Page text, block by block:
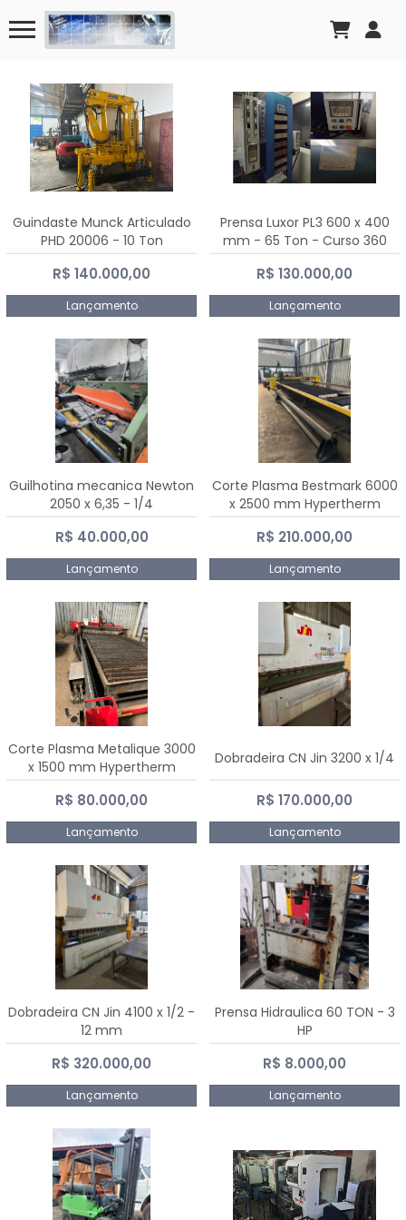
Guindaste Munck Articulado
PHD 20006 - 10 Ton
R$ 140.000,00
Lançamento
Prensa Luxor PL3 600 x 400
mm - 65 Ton - Curso 360
mm
R$ 130.000,00
Lançamento
Guilhotina mecanica Newton
2050 x 6,35 - 1/4
R$ 40.000,00
Lançamento
Corte Plasma Bestmark 6000
x 2500 mm Hypertherm
MaxPro 200
R$ 210.000,00
Lançamento
Corte Plasma Metalique 3000
x 1500 mm Hypertherm
Powermax 45 xp
R$ 80.000,00
Lançamento
Dobradeira CN Jin 3200 x 1/4
R$ 170.000,00
Lançamento
Dobradeira CN Jin 4100 x 1/2 -
12 mm
R$ 320.000,00
Lançamento
Prensa Hidraulica 60 TON - 3
HP
R$ 8.000,00
Lançamento